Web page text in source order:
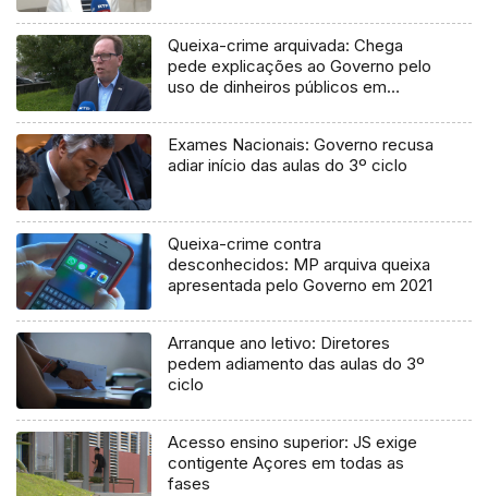
Queixa-crime arquivada: Chega
pede explicações ao Governo pelo
uso de dinheiros públicos em
Exames Nacionais: Governo recusa
adiar início das aulas do 3º ciclo
Queixa-crime contra
desconhecidos: MP arquiva queixa
apresentada pelo Governo em 2021
Arranque ano letivo: Diretores
pedem adiamento das aulas do 3º
ciclo
Acesso ensino superior: JS exige
contigente Açores em todas as
fases